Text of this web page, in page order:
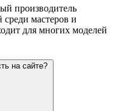
производитель
среди мастеров и
для многих моделей
на сайте?